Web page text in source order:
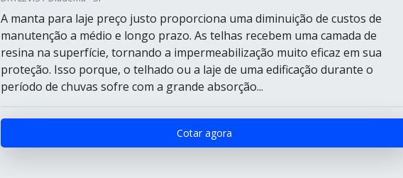
A manta para laje preço justo proporciona uma diminuição de custos de
manutenção a médio e longo prazo. As telhas recebem uma camada de
resina na superfície, tornando a impermeabilização muito eficaz em sua
proteção. Isso porque, o telhado ou a laje de uma edificação durante o
período de chuvas sofre com a grande absorção...
Cotar agora